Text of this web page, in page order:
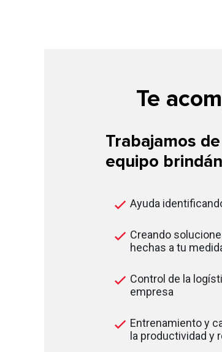
Te
Trabajamos
equipo
Ayuda
Creando
hechas a tu
Control de la
empresa
Entrenamiento y
la productividad y